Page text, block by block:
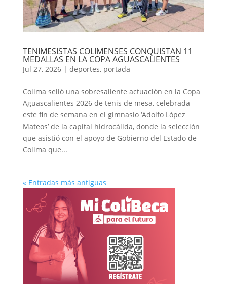
TENIMESISTAS COLIMENSES CONQUISTAN 11
MEDALLAS EN LA COPA AGUASCALIENTES
Jul 27, 2026| deportes, portada
Colima selló una sobresaliente actuación en la Copa
Aguascalientes 2026 de tenis de mesa, celebrada
este fin de semana en el gimnasio ‘Adolfo López
Mateos’ de la capital hidrocálida, donde la selección
que asistió con el apoyo de Gobierno del Estado de
Colima que...
« Entradas más antiguas